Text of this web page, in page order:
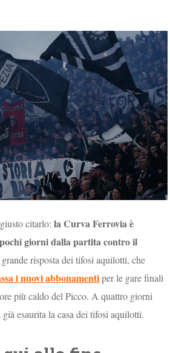
citarlo: la Curva Ferrovia è
giorni dalla partita contro il
risposta dei tifosi aquilotti, che
i nuovi abbonamentiper le gare finali
più caldo del Picco. A quattro giorni
esaurita la casa dei tifosi aquilotti.